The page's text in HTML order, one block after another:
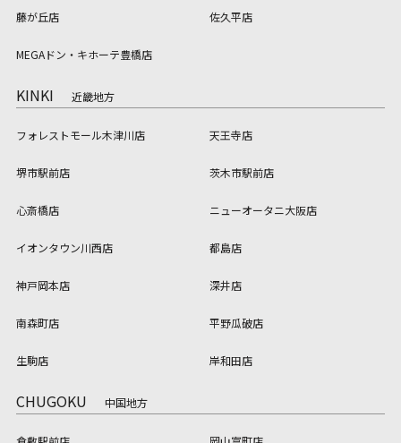
藤が丘店 佐久平店
MEGAドン・キホーテ豊橋店
KINKI 近畿地方
フォレストモール木津川店 天王寺店
堺市駅前店 茨木市駅前店
心斎橋店 ニューオータニ大阪店
イオンタウン川西店 都島店
神戸岡本店 深井店
南森町店 平野瓜破店
生駒店 岸和田店
CHUGOKU 中国地方